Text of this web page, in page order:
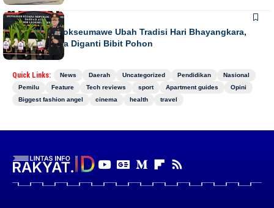
DAERAHNEWS
Kapolres Lhokseumawe Ubah Tradisi Hari Bhayangkara,
Papan Bunga Diganti Bibit Pohon
Quick Links: News Daerah Uncategorized Pendidikan
Nasional
Pemilu
Feature Tech reviews sport Apartment guides
Opini
Biggest fashion angel
cinema health travel